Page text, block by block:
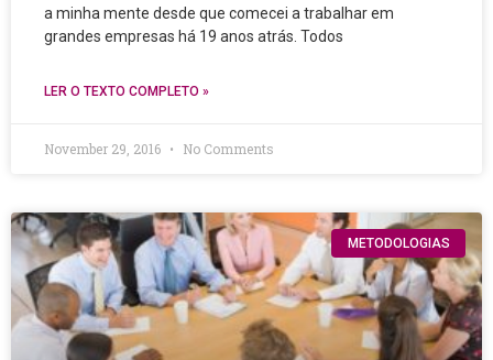
a minha mente desde que comecei a trabalhar em
grandes empresas há 19 anos atrás. Todos
LER O TEXTO COMPLETO »
November 29, 2016 No Comments
METODOLOGIAS